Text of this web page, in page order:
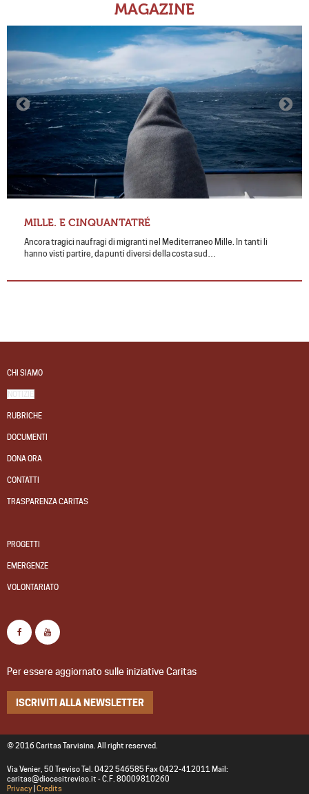
MAGAZINE
MILLE. E CINQUANTATRÉ
Ancora tragici naufragi di migranti nel Mediterraneo Mille. In tanti li
hanno visti partire, da punti diversi della costa sud…
CHI SIAMO
NOTIZIE
RUBRICHE
DOCUMENTI
DONA ORA
CONTATTI
TRASPARENZA CARITAS
PROGETTI
EMERGENZE
VOLONTARIATO
Per essere aggiornato sulle iniziative Caritas
ISCRIVITI ALLA NEWSLETTER
© 2016 Caritas Tarvisina. All right reserved.
Via Venier, 50 Treviso Tel. 0422 546585 Fax 0422-412011 Mail:
caritas@diocesitreviso.it - C.F. 80009810260
Privacy Credits